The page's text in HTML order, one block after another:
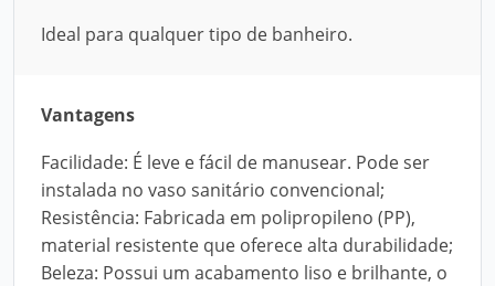
Ideal para qualquer tipo de banheiro.
Vantagens
Facilidade: É leve e fácil de manusear. Pode ser
instalada no vaso sanitário convencional;
Resistência: Fabricada em polipropileno (PP),
material resistente que oferece alta durabilidade;
Beleza: Possui um acabamento liso e brilhante, o